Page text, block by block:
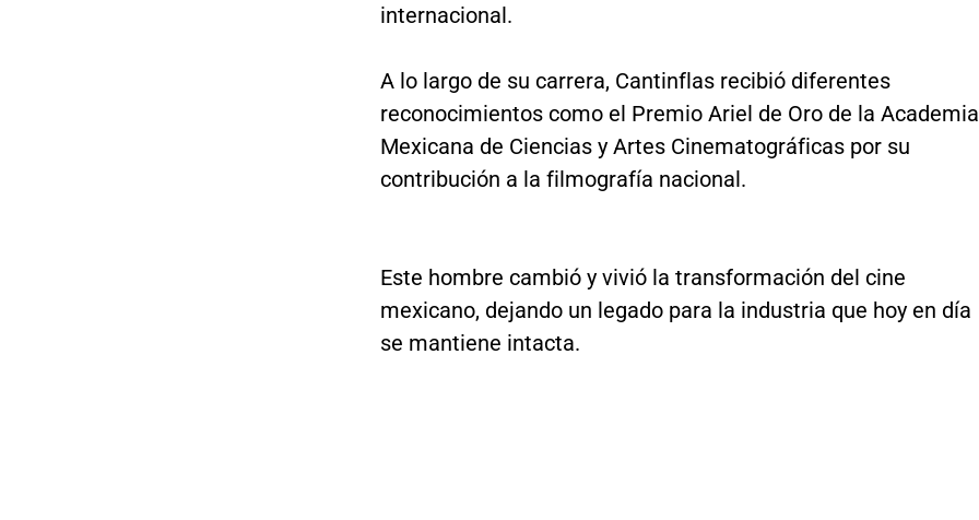
internacional.
A lo largo de su carrera, Cantinflas recibió diferentes
reconocimientos como el Premio Ariel de Oro de la Academia
Mexicana de Ciencias y Artes Cinematográficas por su
contribución a la filmografía nacional.
Este hombre cambió y vivió la transformación del cine
mexicano, dejando un legado para la industria que hoy en día
se mantiene intacta.